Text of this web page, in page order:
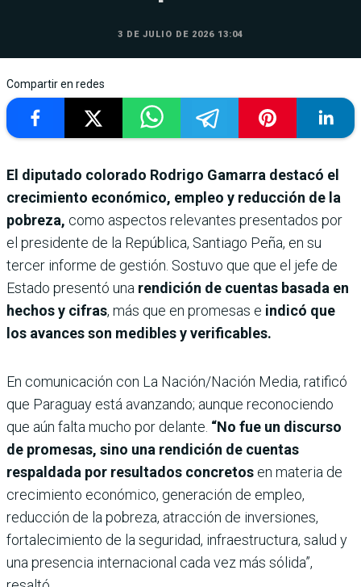
3 DE JULIO DE 2026 13:04
Compartir en redes
El diputado colorado Rodrigo Gamarra destacó el
crecimiento económico, empleo y reducción de la
pobreza, como aspectos relevantes presentados por
el presidente de la República, Santiago Peña, en su
tercer informe de gestión. Sostuvo que que el jefe de
Estado presentó una rendición de cuentas basada en
hechos y cifras, más que en promesas e indicó que
los avances son medibles y verificables.
En comunicación con La Nación/Nación Media, ratificó
que Paraguay está avanzando; aunque reconociendo
que aún falta mucho por delante. “No fue un discurso
de promesas, sino una rendición de cuentas
respaldada por resultados concretos en materia de
crecimiento económico, generación de empleo,
reducción de la pobreza, atracción de inversiones,
fortalecimiento de la seguridad, infraestructura, salud y
una presencia internacional cada vez más sólida”,